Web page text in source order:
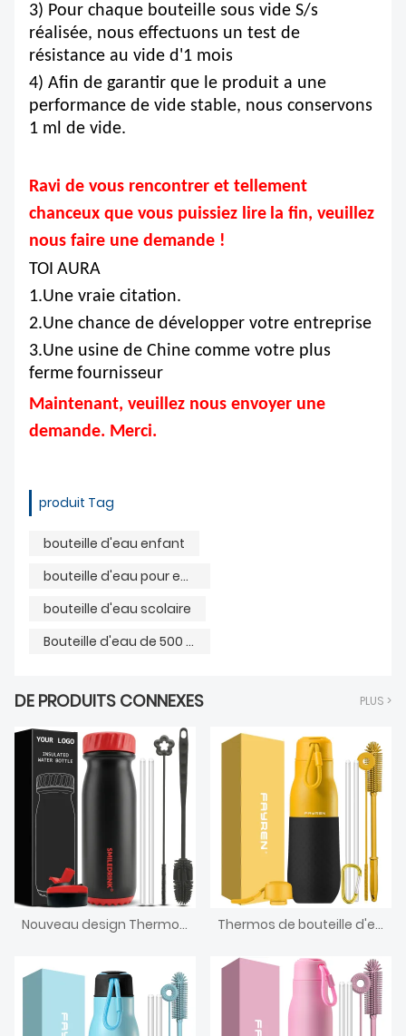
3) Pour chaque bouteille sous vide S/s
réalisée, nous effectuons un test de
résistance au vide d'1 mois
4) Afin de garantir que le produit a une
performance de vide stable, nous conservons
1 ml de vide.
Ravi de vous rencontrer et tellement
chanceux que vous puissiez lire la fin, veuillez
nous faire une demande !
TOI AURA
1.Une vraie citation.
2.Une chance de développer votre entreprise
3.Une usine de Chine comme votre plus
ferme fournisseur
Maintenant, veuillez nous envoyer une
demande. Merci.
produit Tag
bouteille d'eau enfant
bouteille d'eau pour enfants
bouteille d'eau scolaire
Bouteille d'eau de 500 ml
DE PRODUITS CONNEXES PLUS >
Nouveau design Thermoses sous vide à double paroi Flacon isolé sous vide à petite bouche Bouteille d'eau de sport en acier inoxydable avec couvercle en paille et manchons en silicone Thermos de bouteille d'eau sous vide en acier inoxydable